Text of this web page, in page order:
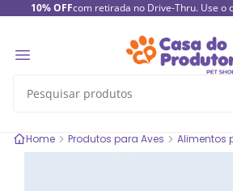
10% OFFcom retirada no Drive-Thru. Use o
Home Produtos para Aves Alimentos